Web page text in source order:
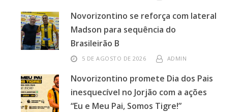
Novorizontino se reforça com lateral
Madson para sequência do
Brasileirão B
5 DE AGOSTO DE 2026 ADMIN
Novorizontino promete Dia dos Pais
inesquecível no Jorjão com a ações
“Eu e Meu Pai, Somos Tigre!”